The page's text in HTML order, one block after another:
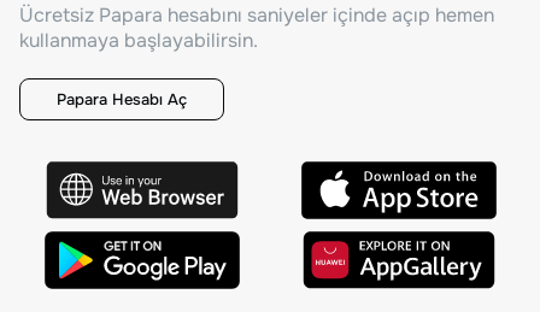
Ücretsiz Papara hesabını saniyeler içinde açıp hemen
kullanmaya başlayabilirsin.
Papara Hesabı Aç